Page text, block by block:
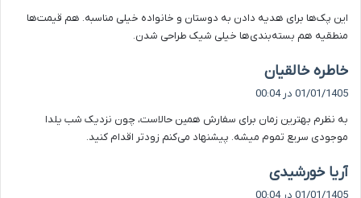
این پک‌ها برای هدیه دادن به دوستان و خانواده خیلی مناسبه. هم قیمت‌ها
منطقیه هم بسته‌بندی‌ها خیلی شیک طراحی شدن.
خاطره خالقیان
ف
:
01/01/1405 در 00:04
به نظرم بهترین زمان برای سفارش همین حالاست، چون نزدیک شب یلدا
موجودی سریع تموم میشه. پیشنهاد می‌کنم زودتر اقدام کنید.
آریا خورشیدی
ف
01/01/1405 در 00:04